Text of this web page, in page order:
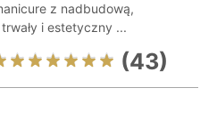
z nadbudową,
i estetyczny ...
(43)